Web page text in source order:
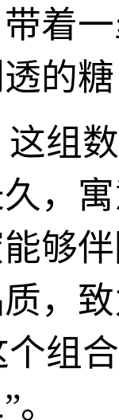
着
的
这组
，
够
，
个组